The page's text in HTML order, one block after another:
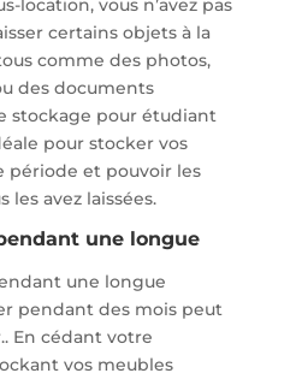
location, vous n’avez pas
certains objets à la
comme des photos,
des documents
stockage pour étudiant
pour stocker vos
période et pouvoir les
les avez laissées.
une longue
une longue
pendant des mois peut
En cédant votre
vos meubles